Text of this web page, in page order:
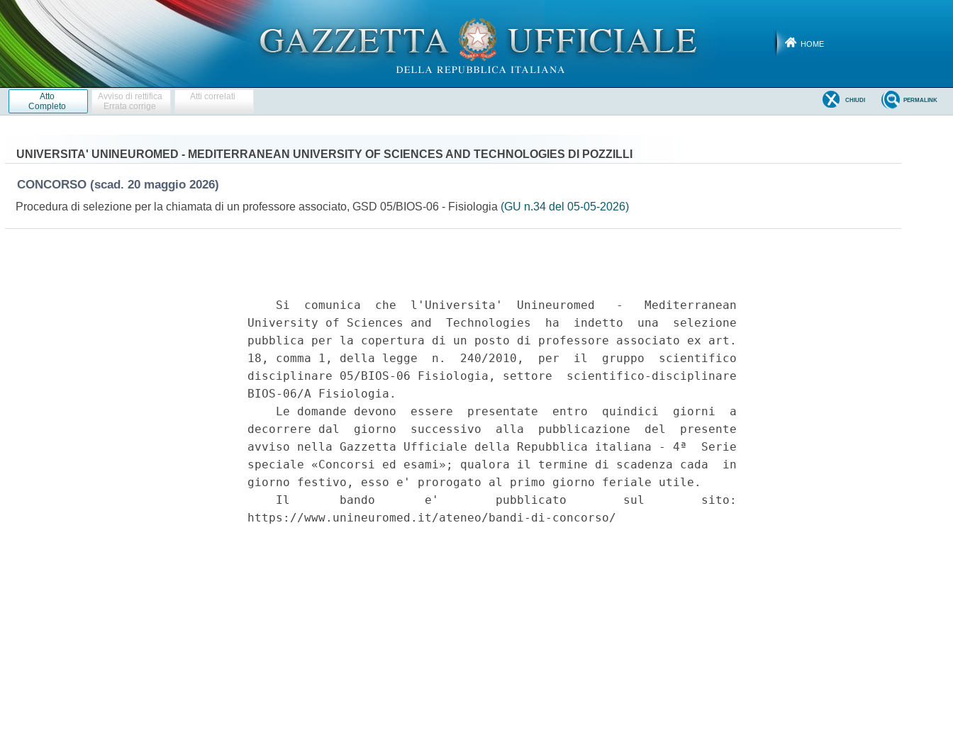
HOME
Atto
Completo
Avviso di rettifica
Errata corrige
Atti correlati PERMALINK
CHIUDI
UNIVERSITA' UNINEUROMED - MEDITERRANEAN UNIVERSITY OF SCIENCES AND TECHNOLOGIES DI POZZILLI
CONCORSO (scad. 20 maggio 2026)
Procedura di selezione per la chiamata di un professore associato, GSD 05/BIOS-06 - Fisiologia (GU n.34 del 05-05-2026)